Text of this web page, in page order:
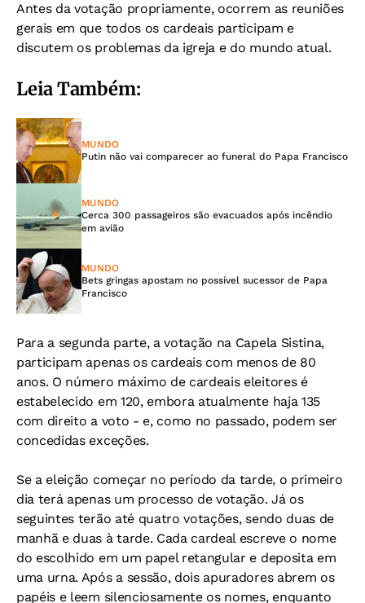
Antes da votação propriamente, ocorrem as reuniões
gerais em que todos os cardeais participam e
discutem os problemas da igreja e do mundo atual.
Leia Também:
MUNDO
Putin não vai comparecer ao funeral do Papa Francisco
MUNDO
Cerca 300 passageiros são evacuados após incêndio
em avião
MUNDO
Bets gringas apostam no possível sucessor de Papa
Francisco
Para a segunda parte, a votação na Capela Sistina,
participam apenas os cardeais com menos de 80
anos. O número máximo de cardeais eleitores é
estabelecido em 120, embora atualmente haja 135
com direito a voto - e, como no passado, podem ser
concedidas exceções.
Se a eleição começar no período da tarde, o primeiro
dia terá apenas um processo de votação. Já os
seguintes terão até quatro votações, sendo duas de
manhã e duas à tarde. Cada cardeal escreve o nome
do escolhido em um papel retangular e deposita em
uma urna. Após a sessão, dois apuradores abrem os
papéis e leem silenciosamente os nomes, enquanto